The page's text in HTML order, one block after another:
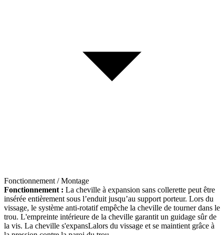
Fonctionnement / Montage
Fonctionnement : La cheville à expansion sans collerette peut être
insérée entièrement sous l’enduit jusqu’au support porteur. Lors du
vissage, le système anti-rotatif empêche la cheville de tourner dans le
trou. L'empreinte intérieure de la cheville garantit un guidage sûr de
la vis. La cheville s'expansLalors du vissage et se maintient grâce à